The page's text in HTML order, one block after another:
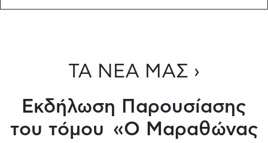
ΤΑ ΝΕΑ ΜΑΣ ›
Εκδήλωση Παρουσίασης
του τόμου «Ο Μαραθώνας